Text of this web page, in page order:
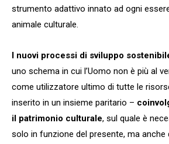
strumento adattivo innato ad ogni
animale culturale.
I nuovi processi di sviluppo
uno schema in cui l’Uomo non è più al
come utilizzatore ultimo di tutte le
inserito in un insieme paritario –
il patrimonio culturale, sul quale è
solo in funzione del presente, ma anche